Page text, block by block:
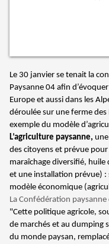
Le 30 janvier se tenait la conférence presse de la Confédération
Paysanne 04 afin
Europe et aussi dans les
déroulée sur une ferme des
exemple du modèle
L’agriculture paysanne,
des citoyens et prévue pour
maraîchage diversifié, huile
et une installation prévue) :
modèle économique
La Confédération paysanne
"Cette politique agricole,
de marchés et au dumping
du monde paysan,